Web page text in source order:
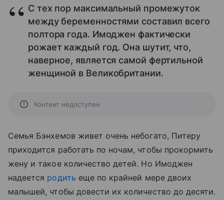
С тех пор максимальный промежуток
между беременностями составил всего
полтора года. Имоджен фактически
рожает каждый год. Она шутит, что,
наверное, является самой фертильной
женщиной в Великобритании.
Контент недоступен
Семья Бэнхемов живет очень небогато, Питеру
приходится работать по ночам, чтобы прокормить
жену и такое количество детей. Но Имоджен
надеется родить еще по крайней мере двоих
малышей, чтобы довести их количество до десяти.